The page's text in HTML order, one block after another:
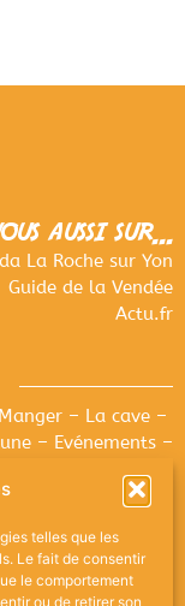
telles que les
Le fait de consentir
le comportement
ou de retirer son
aussi sur...
La Roche sur Yon
Guide de la Vendée
Actu.fr
– La cave –
– Evénements –